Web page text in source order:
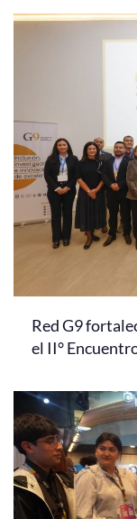
Red G9
el II°